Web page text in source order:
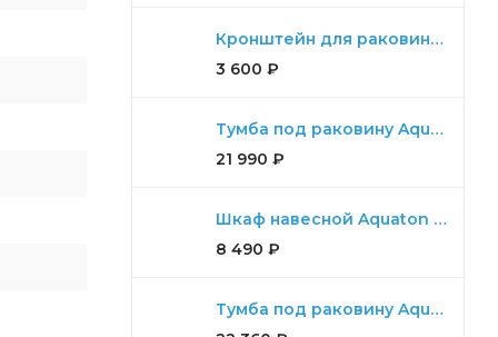
Кронштейн для раковины Aquaton Ричмонд комплект для 80,100,120
3 600 ₽
Тумба под раковину Aquaton Либерти 100, 2 ящика, дуб эльвезия
21 990 ₽
Шкаф навесной Aquaton Либерти дуб эльвезия
8 490 ₽
Тумба под раковину Aquaton Ария 65 Н белый